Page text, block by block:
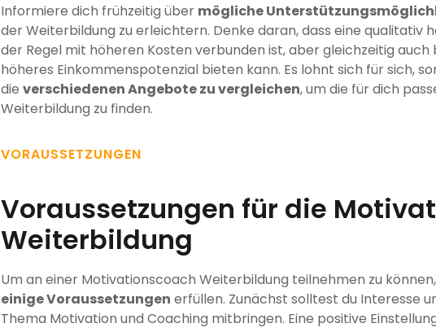
Informiere dich frühzeitig über mögliche
der Weiterbildung zu erleichtern. Denke daran, dass eine qualitativ
der Regel mit höheren Kosten verbunden ist, aber gleichzeitig
höheres Einkommenspotenzial bieten kann. Es lohnt sich für sich,
die verschiedenen Angebote zu vergleichen, um die für dich
Weiterbildung zu finden.
VORAUSSETZUNGEN
Voraussetzungen für die
Weiterbildung
Um an einer Motivationscoach Weiterbildung teilnehmen zu
einige Voraussetzungen erfüllen. Zunächst solltest du Interesse
Thema Motivation und Coaching mitbringen. Eine positive